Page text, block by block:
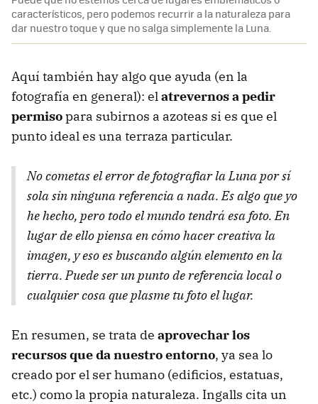
característicos, pero podemos recurrir a la naturaleza para
dar nuestro toque y que no salga simplemente la Luna.
Aquí también hay algo que ayuda (en la
fotografía en general): elatrevernos a pedir
permisopara subirnos a azoteas si es que el
punto ideal es una terraza particular.
No cometas el error de fotografiar la Luna por sí
sola sin ninguna referencia a nada. Es algo que yo
he hecho, pero todo el mundo tendrá esa foto. En
lugar de ello piensa en cómo hacer creativa la
imagen, y eso es buscando algún elemento en la
tierra. Puede ser un punto de referencia local o
cualquier cosa que plasme tu foto el lugar.
En resumen, se trata de aprovechar los
recursos que da nuestro entorno, ya sea lo
creado por el ser humano (edificios, estatuas,
etc.) como la propia naturaleza. Ingalls cita un